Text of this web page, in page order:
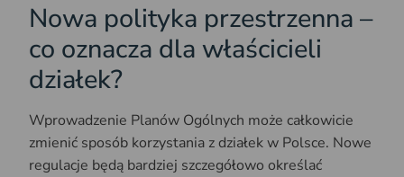
Nowa polityka przestrzenna –
co oznacza dla właścicieli
działek?
Wprowadzenie Planów Ogólnych może całkowicie
zmienić sposób korzystania z działek w Polsce. Nowe
regulacje będą bardziej szczegółowo określać